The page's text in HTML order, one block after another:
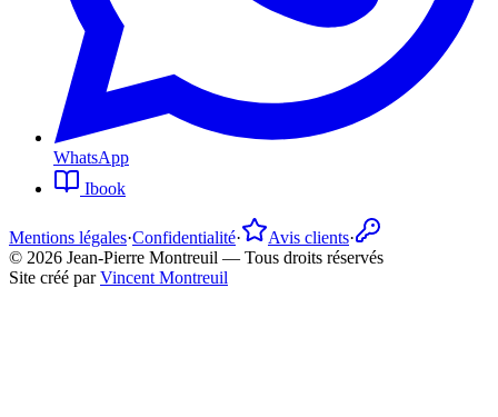
WhatsApp
Ibook
Mentions légales·Confidentialité· Avis clients·
© 2026 Jean-Pierre Montreuil — Tous droits réservés
Site créé par Vincent Montreuil